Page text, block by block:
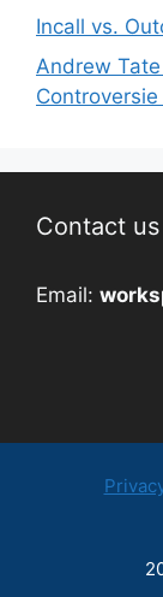
Incall vs.
Andrew
Contact us
Email: